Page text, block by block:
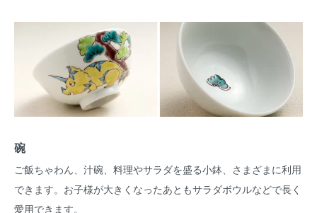
碗
ご飯ちゃわん、汁碗、料理やサラダを盛る小鉢、さまざまに利用
できます。お子様が大きくなったあともサラダボウルなどで長く
愛用できます。